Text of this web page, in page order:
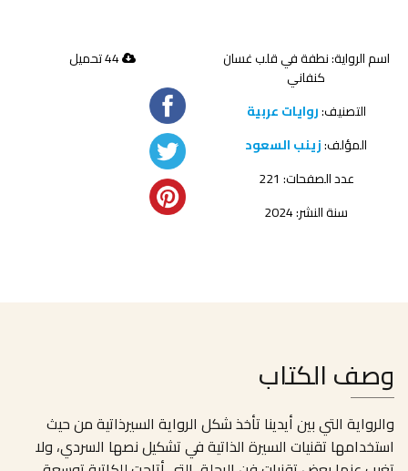
اسم الرواية: نطفة في قلب غسان
كنفاني
التصنيف:روايات عربية
المؤلف:زينب السعود
عدد الصفحات: 221
سنة النشر: 2024
44 تحميل
وصف الكتاب
والرواية التي بين أيدينا تأخذ شكل الرواية السيرذاتية من حيث
استخدامها تقنيات السيرة الذاتية في تشكيل نصها السردي، ولا